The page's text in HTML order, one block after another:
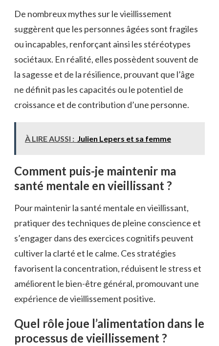
De nombreux mythes sur le vieillissement
suggèrent que les personnes âgées sont fragiles
ou incapables, renforçant ainsi les stéréotypes
sociétaux. En réalité, elles possèdent souvent de
la sagesse et de la résilience, prouvant que l’âge
ne définit pas les capacités ou le potentiel de
croissance et de contribution d’une personne.
À LIRE AUSSI : Julien Lepers et sa femme
Comment puis-je maintenir ma
santé mentale en vieillissant ?
Pour maintenir la santé mentale en vieillissant,
pratiquer des techniques de pleine conscience et
s’engager dans des exercices cognitifs peuvent
cultiver la clarté et le calme. Ces stratégies
favorisent la concentration, réduisent le stress et
améliorent le bien-être général, promouvant une
expérience de vieillissement positive.
Quel rôle joue l’alimentation dans le
processus de vieillissement ?